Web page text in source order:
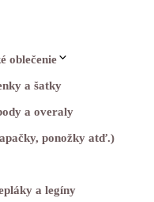
oblečenie
a šatky
a overaly
ponožky atď.)
a legíny